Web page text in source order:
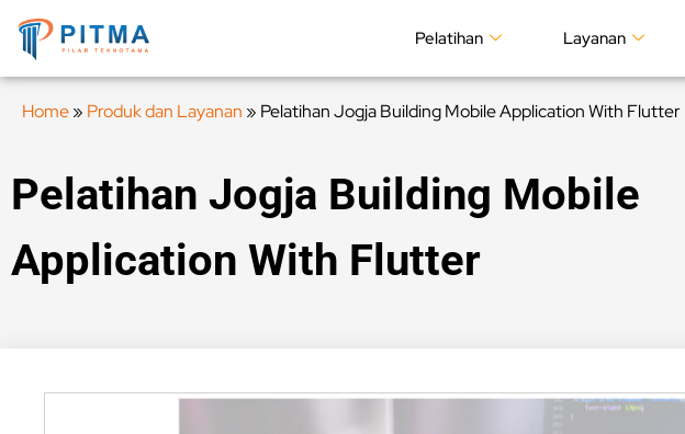
Pelatihan Layanan
Home» Produk dan Layanan » Pelatihan Jogja Building Mobile Application With Flutter
Pelatihan Jogja Building Mobile
Application With Flutter